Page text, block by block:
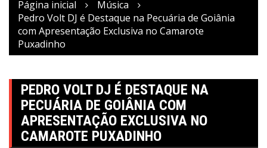
Página inicial
Música
Pedro Volt DJ é Destaque na Pecuária de Goiânia
com Apresentação Exclusiva no Camarote
Puxadinho
PEDRO VOLT DJ É DESTAQUE NA
PECUÁRIA DE GOIÂNIA COM
APRESENTAÇÃO EXCLUSIVA NO
CAMAROTE PUXADINHO